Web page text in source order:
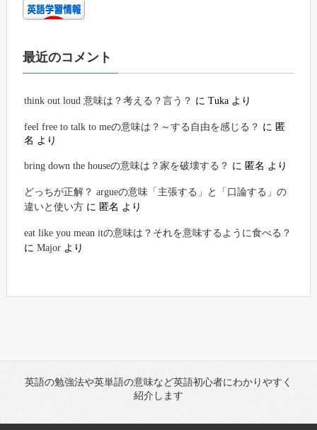
最近のコメント
think out loud 意味は？考える？言う？ にTuka より
feel free to talk to meの意味は？～する自由を感じる？ に 匿
名 より
bring down the houseの意味は？家を破壊する？ に 匿名 より
どっちが正解？ argueの意味「主張する」と「口論する」の
違いと使い方 に 匿名 より
eat like you mean itの意味は？それを意味するように食べる？
にMajor より
英語の勉強法や英単語の意味など英語初心者にわかりやすく
紹介します